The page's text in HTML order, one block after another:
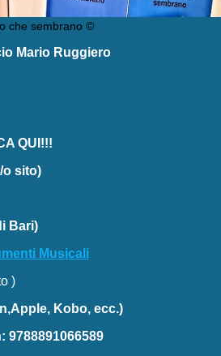
che sembrano ©
Mario Ruggiero
QUI!!!
o sito)
Bari)
Musicali
)
Kobo, ecc.)
9788891066589